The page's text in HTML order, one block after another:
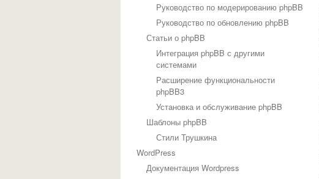
Руководство по модерированию phpBB
Руководство по обновлению phpBB
Статьи о phpBB
Интеграция phpBB с другими
системами
Расширение функциональности
phpBB3
Установка и обслуживание phpBB
Шаблоны phpBB
Стили Трушкина
WordPress
Документация Wordpress